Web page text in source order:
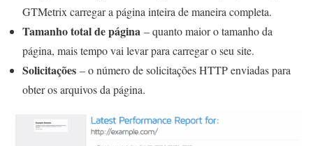
GTMetrix carregar a página inteira de maneira completa.
Tamanho total de página – quanto maior o tamanho da
página, mais tempo vai levar para carregar o seu site.
Solicitações – o número de solicitações HTTP enviadas para
obter os arquivos da página.